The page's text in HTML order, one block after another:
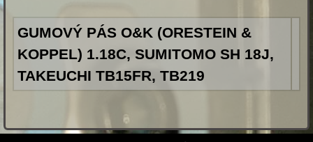
GUMOVÝ PÁS O&K (ORESTEIN &
KOPPEL) 1.18C, SUMITOMO SH 18J,
TAKEUCHI TB15FR, TB219